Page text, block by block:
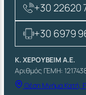
+30 22620
+30 6979
Κ. ΧΕΡΟΥΒΕΙΜ Α.Ε.
Αριθμός ΓΕΜΗ:
Θέση Μνήμα Κατή,